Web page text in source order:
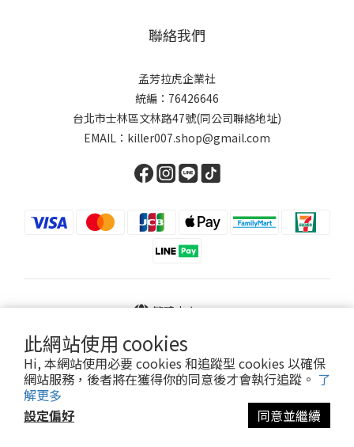
此網站使用 cookies
Hi, 本網站使用必要 cookies 和追蹤型 cookies 以確保
網站服務，後者將在獲得你的同意後才會執行追蹤。 了
解更多
設定偏好
同意並繼續
聯絡我們
孟芳拉虎企業社
統編：76426646
台北市士林區文林路47號(同公司聯絡地址)
EMAIL：killer007.shop@gmail.com
繁體中文